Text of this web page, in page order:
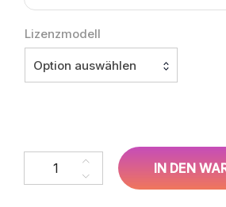
Lizenzmodell
Option auswählen
Kira Sommer, Lukas Brandner –
IN DEN